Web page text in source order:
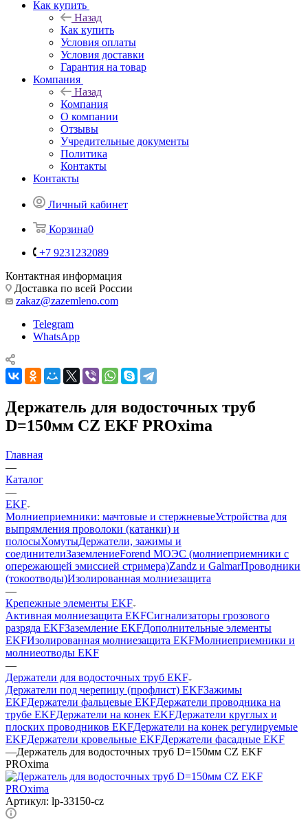
Как купить
Назад
Как купить
Условия оплаты
Условия доставки
Гарантия на товар
Компания
Назад
Компания
О компании
Отзывы
Учредительные документы
Политика
Контакты
Контакты
Личный кабинет
Корзина0
+7 9231232089
Контактная информация
Доставка по всей России
zakaz@zazemleno.com
Telegram
WhatsApp
Держатель для водосточных труб
D=150мм CZ EKF PROxima
Главная
—
Каталог
—
EKF
Молниеприемники: мачтовые и стержневыеУстройства для
выпрямления проволоки (катанки) и
полосыХомутыДержатели, зажимы и
соединителиЗаземлениеForend МОЭС (молниеприемники с
опережающей эмиссией стримера)Zandz и GalmarПроводники
(токоотводы)Изолированная молниезащита
—
Крепежные элементы EKF
Активная молниезащита EKFСигнализаторы грозового
разряда EKFЗаземление EKFДополнительные элементы
EKFИзолированная молниезащита EKFМолниеприемники и
молниеотводы EKF
—
Держатели для водосточных труб EKF
Держатели под черепицу (профлист) EKFЗажимы
EKFДержатели фальцевые EKFДержатели проводника на
трубе EKFДержатели на конек EKFДержатели круглых и
плоских проводников EKFДержатели на конек регулируемые
EKFДержатели кровельные EKFДержатели фасадные EKF
—Держатель для водосточных труб D=150мм CZ EKF
PROxima
Артикул: lp-33150-cz